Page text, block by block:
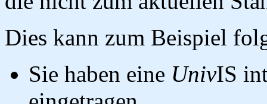
Dies kann zum Beispiel
Sie haben eine UnivIS